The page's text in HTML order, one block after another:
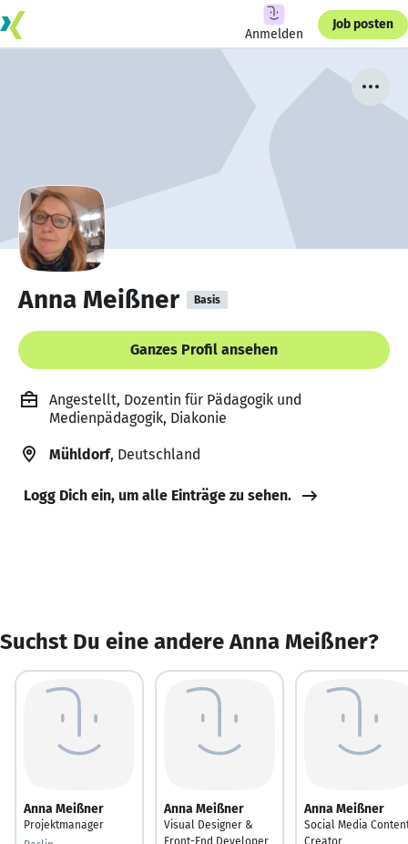
Anmelden
Job posten
Anna Meißner Basis
Ganzes Profil ansehen
Angestellt, Dozentin für Pädagogik und
Medienpädagogik, Diakonie
Mühldorf, Deutschland
Logg Dich ein, um alle Einträge zu sehen.
Suchst Du eine andere Anna Meißner?
Anna Meißner
Projektmanager
Anna Meißner
Visual Designer &
Front-End Developer
Anna Meißner
Social Media
Creator